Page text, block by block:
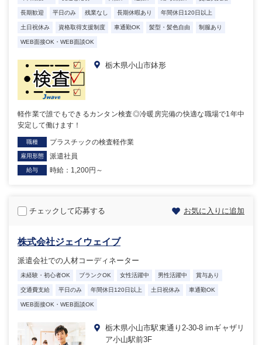
長期歓迎 平日のみ 残業なし 長期休暇あり 年間休日120日以上
土日祝休み 資格取得支援制度 車通勤OK 髪型・髪色自由 制服あり
WEB面接OK・WEB面談OK
栃木県小山市鉢形
軽作業で誰でもできるカンタン検査◎冷暖房完備の快適な職場で1年中
安定して働けます！
職種 プラスチックの検査軽作業
雇用形態 派遣社員
給与 時給：1,200円～
チェックして応募する お気に入りに追加
株式会社ジェイウェイブ
派遣会社での人材コーディネーター
未経験・初心者OK ブランクOK 女性活躍中 男性活躍中 賞与あり
交通費支給 平日のみ 年間休日120日以上 土日祝休み 車通勤OK
WEB面接OK・WEB面談OK
栃木県小山市駅東通り2-30-8 imギャザリ
ア小山駅前3F